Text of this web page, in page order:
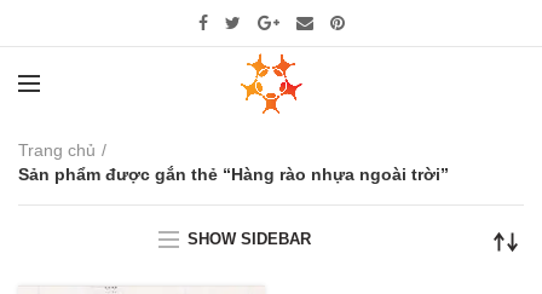
Trang chủ
Sản phẩm được gắn thẻ “Hàng rào nhựa ngoài trời”
SHOW SIDEBAR